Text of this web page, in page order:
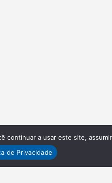
a usar este site,
de Privacidade